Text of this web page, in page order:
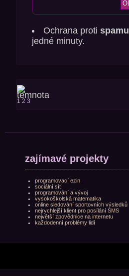
Ochrana protispamu
jedné minuty.
1 2 3
zajímavé projekty
programovací ezin
sociální síť
programování a vývoj
vysokoškolská matematika
online sledování sportovních výsledků
nejrychlejší klient pro posílání SMS
největší zpovědnice na internetu
každodenní problémy lidí